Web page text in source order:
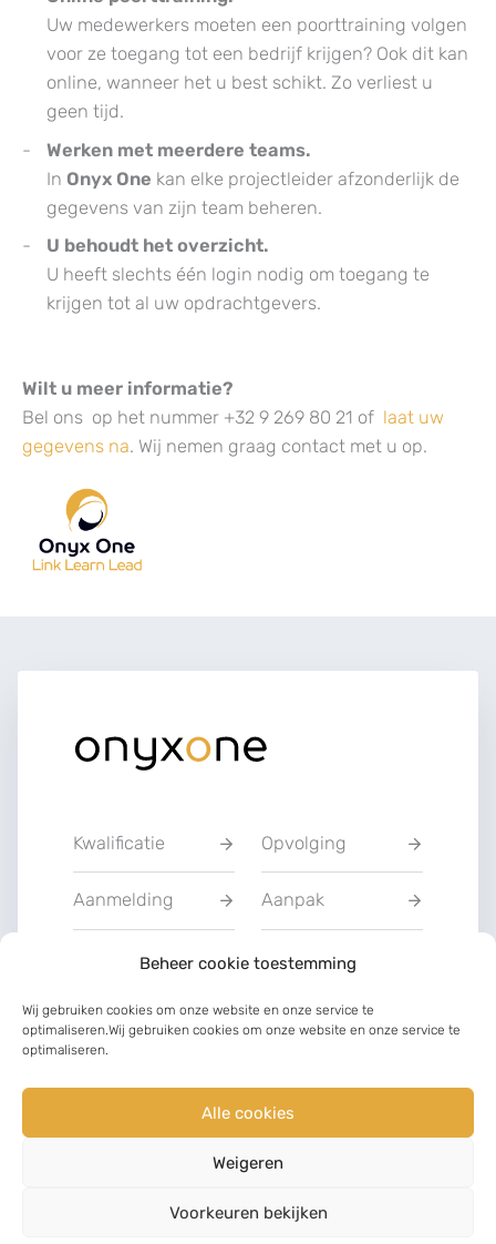
Beheer cookie toestemming
Wij gebruiken cookies om onze website en onze service te
optimaliseren.Wij gebruiken cookies om onze website en onze service te
optimaliseren.
Alle cookies
Weigeren
Voorkeuren bekijken
Uw medewerkers moeten een poorttraining volgen
voor ze toegang tot een bedrijf krijgen? Ook dit kan
online, wanneer het u best schikt. Zo verliest u
geen tijd.
Werken met meerdere teams.
In Onyx One kan elke projectleider afzonderlijk de
gegevens van zijn team beheren.
U behoudt het overzicht.
U heeft slechts één login nodig om toegang te
krijgen tot al uw opdrachtgevers.
Wilt u meer informatie?
Bel ons op het nummer +32 9 269 80 21 of laat uw
gegevens na. Wij nemen graag contact met u op.
Kwalificatie Opvolging
Aanmelding Aanpak
Privacyverklarin
Communicatie